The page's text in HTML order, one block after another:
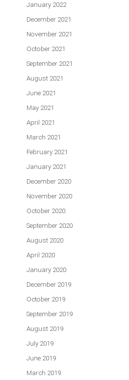
January 2022
December 2021
November 2021
October 2021
September 2021
August 2021
June 2021
May 2021
April 2021
March 2021
February 2021
January 2021
December 2020
November 2020
October 2020
September 2020
August 2020
April 2020
January 2020
December 2019
October 2019
September 2019
August 2019
July 2019
June 2019
March 2019